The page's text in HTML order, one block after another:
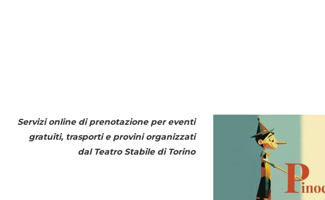
Servizi online di prenotazione per eventi
gratuiti, trasporti e provini organizzati
dal Teatro Stabile di Torino